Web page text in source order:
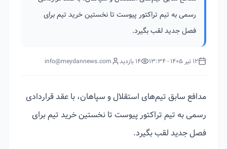
رسمی به تیم تراکتور پیوست تا نخستین خرید تیم برای
فصل جدید لقب بگیرد.
12 تیر 1405 - 13:34 14 بازدید info@meydannews.com
مدافع سابق تیم‌های استقلال و سپاهان، با عقد قراردادی
رسمی به تیم تراکتور پیوست تا نخستین خرید تیم برای
فصل جدید لقب بگیرد.